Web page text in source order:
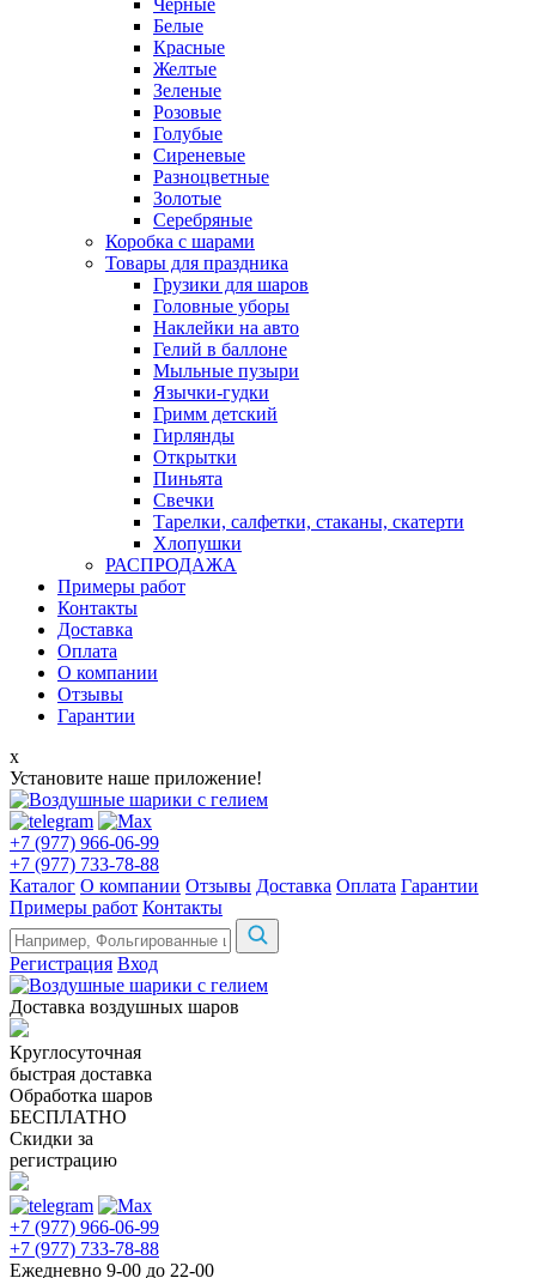
Черные
Белые
Красные
Желтые
Зеленые
Розовые
Голубые
Сиреневые
Разноцветные
Золотые
Серебряные
Коробка с шарами
Товары для праздника
Грузики для шаров
Головные уборы
Наклейки на авто
Гелий в баллоне
Мыльные пузыри
Язычки-гудки
Гримм детский
Гирлянды
Открытки
Пиньята
Свечки
Тарелки, салфетки, стаканы, скатерти
Хлопушки
РАСПРОДАЖА
Примеры работ
Контакты
Доставка
Оплата
О компании
Отзывы
Гарантии
x
Установите наше приложение!
+7 (977) 966-06-99
+7 (977) 733-78-88
Каталог О компании Отзывы Доставка Оплата Гарантии
Примеры работ Контакты
Регистрация Вход
Доставка воздушных шаров
Круглосуточная
быстрая доставка
Обработка шаров
БЕСПЛАТНО
Скидки за
регистрацию
+7 (977) 966-06-99
+7 (977) 733-78-88
Ежедневно 9-00 до 22-00